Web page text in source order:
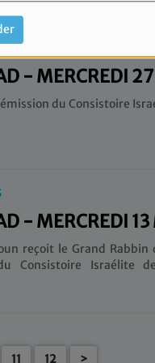
- MERCREDI
du Consistoire
- MERCREDI 13
reçoit le Grand Rabbin
Consistoire Israélite
11 12 >